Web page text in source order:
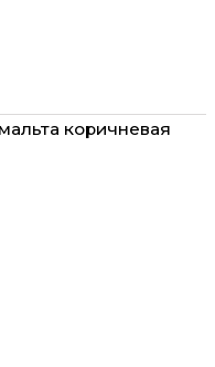
коричневая